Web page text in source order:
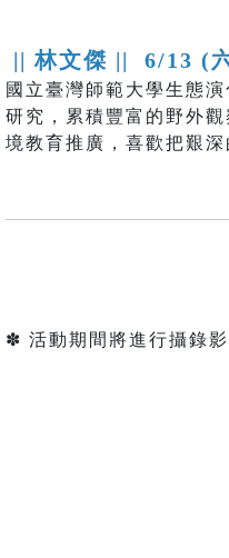
|| 林文傑 || 6/13 (
國立臺灣師範大學生態
研究，累積豐富的野外
境教育推廣，喜歡把艱
✽ 活動期間將進行攝錄